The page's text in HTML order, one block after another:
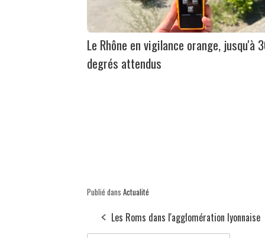
Le Rhône en vigilance orange, jusqu'à
degrés attendus
Publié dans Actualité
Les Roms dans l'agglomération lyonnaise